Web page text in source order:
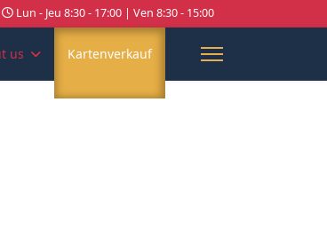
Lun - Jeu 8:30 - 17:00 | Ven 8:30 - 15:00
us Kartenverkauf